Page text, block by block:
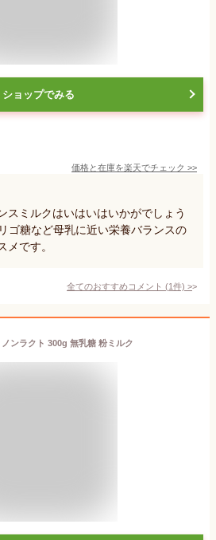
ショップでみる
価格と在庫を楽天でチェック >>
スミルクはいはいはいかがでしょう
ゴ糖など母乳に近い栄養バランスの
メです。
全てのおすすめコメント (1件) >
ンラクト 300g 無乳糖 粉ミルク